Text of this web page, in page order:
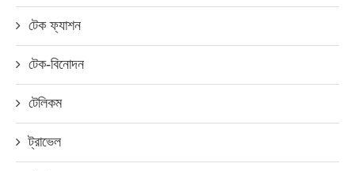
টেক ফ্যাশন
টেক-বিনোদন
টেলিকম
ট্রাভেল